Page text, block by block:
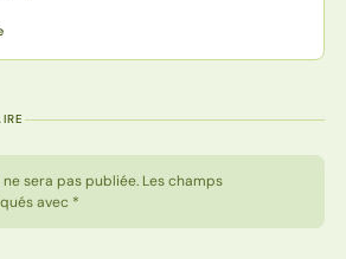
sera pas publiée. Les champs
avec *